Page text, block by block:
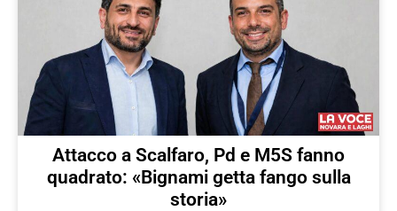
Attacco a Scalfaro, Pd e M5S fanno
quadrato: «Bignami getta fango sulla
storia»